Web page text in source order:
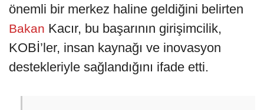
önemli bir merkez haline geldiğini belirten
Bakan Kacır, bu başarının girişimcilik,
KOBİ’ler, insan kaynağı ve inovasyon
destekleriyle sağlandığını ifade etti.